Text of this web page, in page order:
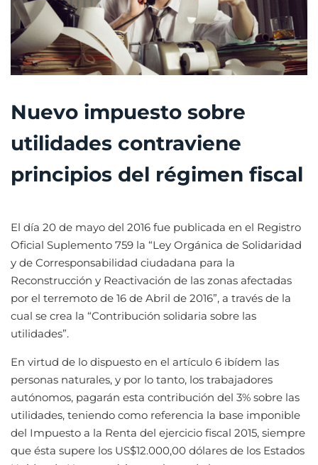
Nuevo impuesto sobre
utilidades contraviene
principios del régimen fiscal
El día 20 de mayo del 2016 fue publicada en el Registro
Oficial Suplemento 759 la “Ley Orgánica de Solidaridad
y de Corresponsabilidad ciudadana para la
Reconstrucción y Reactivación de las zonas afectadas
por el terremoto de 16 de Abril de 2016”, a través de la
cual se crea la “Contribución solidaria sobre las
utilidades”.
En virtud de lo dispuesto en el artículo 6 ibídem las
personas naturales, y por lo tanto, los trabajadores
autónomos, pagarán esta contribución del 3% sobre las
utilidades, teniendo como referencia la base imponible
del Impuesto a la Renta del ejercicio fiscal 2015, siempre
que ésta supere los US$12.000,00 dólares de los Estados